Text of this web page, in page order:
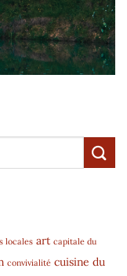
locales art capitale du
convivialité cuisine du